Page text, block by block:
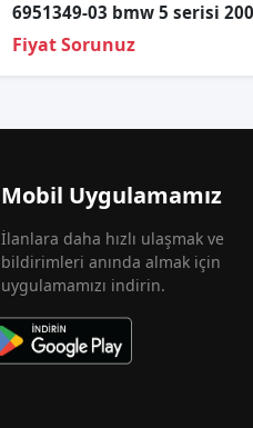
Fiyat Sorunuz
Mobil Uygulamamız
İlanlara daha hızlı ulaşmak ve
bildirimleri anında almak için
uygulamamızı indirin.